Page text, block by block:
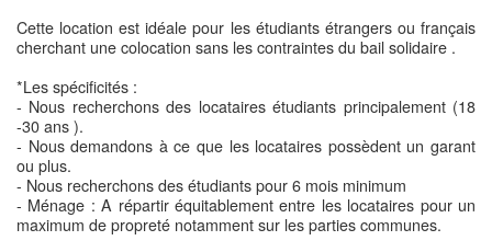
Cette location est idéale pour les étudiants étrangers ou français
cherchant une colocation sans les contraintes du bail solidaire .
*Les spécificités :
- Nous recherchons des locataires étudiants principalement (18
-30 ans ).
- Nous demandons à ce que les locataires possèdent un garant
ou plus.
- Nous recherchons des étudiants pour 6 mois minimum
- Ménage : A répartir équitablement entre les locataires pour un
maximum de propreté notamment sur les parties communes.